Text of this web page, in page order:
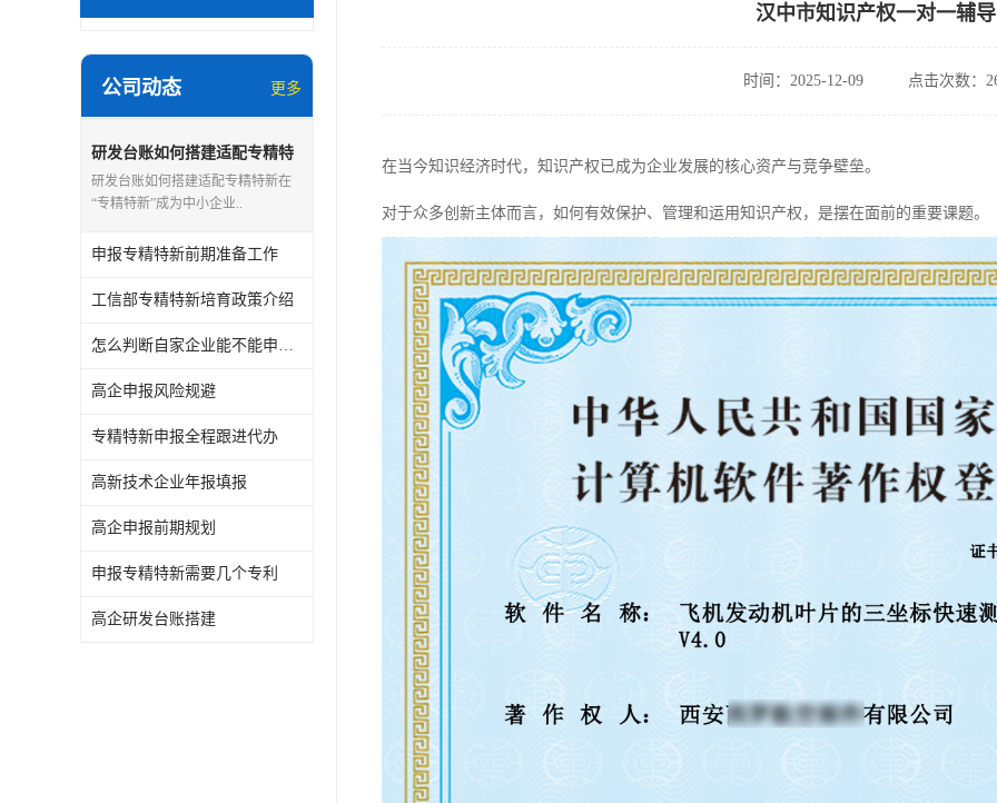
公司动态 更多
研发台账如何搭建适配专精特
新
研发台账如何搭建适配专精特新在
“专精特新”成为中小企业..
申报专精特新前期准备工作
工信部专精特新培育政策介绍
怎么判断自家企业能不能申报专精特新
高企申报风险规避
专精特新申报全程跟进代办
高新技术企业年报填报
高企申报前期规划
申报专精特新需要几个专利
高企研发台账搭建
汉中市知识产权一对一辅导
时间：2025-12-09 点击次数：
在当今知识经济时代，知识产权已成为企业发展的核心资产与竞争壁垒。
对于众多创新主体而言，如何有效保护、管理和运用知识产权，是摆在面前的重要课题。